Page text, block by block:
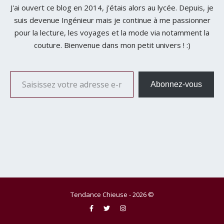
J'ai ouvert ce blog en 2014, j'étais alors au lycée. Depuis, je
suis devenue Ingénieur mais je continue à me passionner
pour la lecture, les voyages et la mode via notamment la
couture. Bienvenue dans mon petit univers ! :)
Saisissez votre adresse e-mail…
Abonnez-vous
Tendance Chieuse - 2026 ©